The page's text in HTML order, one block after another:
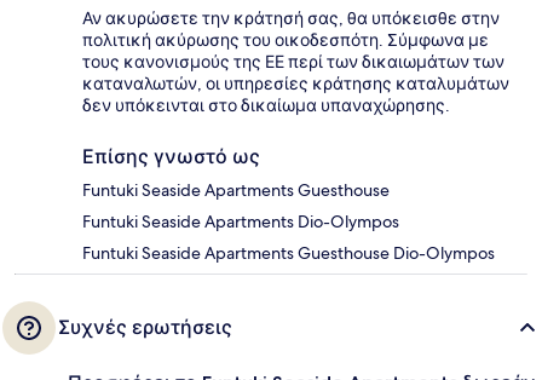
Αν ακυρώσετε την κράτησή σας, θα υπόκεισθε στην
πολιτική ακύρωσης του οικοδεσπότη. Σύμφωνα με
τους κανονισμούς της ΕΕ περί των δικαιωμάτων των
καταναλωτών, οι υπηρεσίες κράτησης καταλυμάτων
δεν υπόκεινται στο δικαίωμα υπαναχώρησης.
Επίσης γνωστό ως
Funtuki Seaside Apartments Guesthouse
Funtuki Seaside Apartments Dio-Olympos
Funtuki Seaside Apartments Guesthouse Dio-Olympos
Συχνές ερωτήσεις